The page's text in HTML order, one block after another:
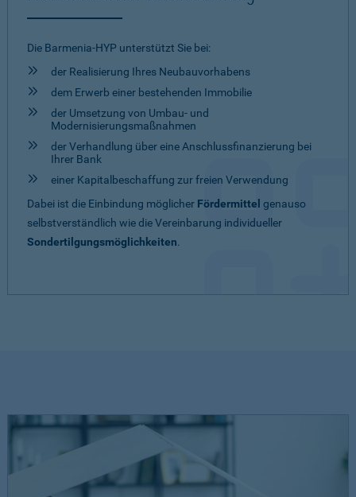
Die Barmenia-HYP unterstützt Sie bei:
der Realisierung Ihres Neubauvorhabens
dem Erwerb einer bestehenden Immobilie
der Umsetzung von Umbau- und
Modernisierungsmaßnahmen
der Verhandlung über eine Anschlussfinanzierung bei
Ihrer Bank
einer Kapitalbeschaffung zur freien Verwendung
Dabei ist die Einbindung möglicher Fördermittel genauso
selbstverständlich wie die Vereinbarung individueller
Sondertilgungsmöglichkeiten.